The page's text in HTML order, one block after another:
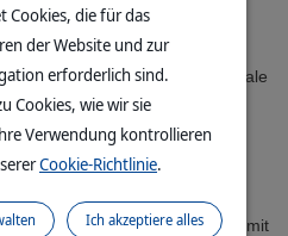
Echter Eibisch und des Aloe
Sealane eine optimale
Ohrmuschel unter
auf
% natürliche Pflanzenextrakte mit
Cookies, die für das
der Website und zur
erforderlich sind.
Cookies, wie wir sie
Verwendung kontrollieren
Cookie-Richtlinie.
Ich akzeptiere alles